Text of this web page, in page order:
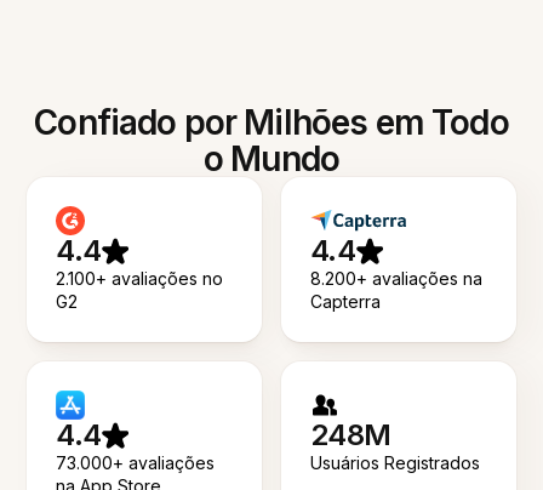
Confiado por Milhões em Todo
o Mundo
4.4
2.100+ avaliações no
G2
4.4
8.200+ avaliações na
Capterra
4.4
73.000+ avaliações
248M
Usuários Registrados